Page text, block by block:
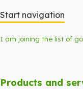
Start navigation
I am joining the list of
Products and